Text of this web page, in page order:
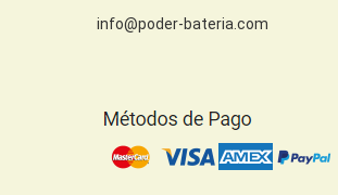
info@poder-bateria.com